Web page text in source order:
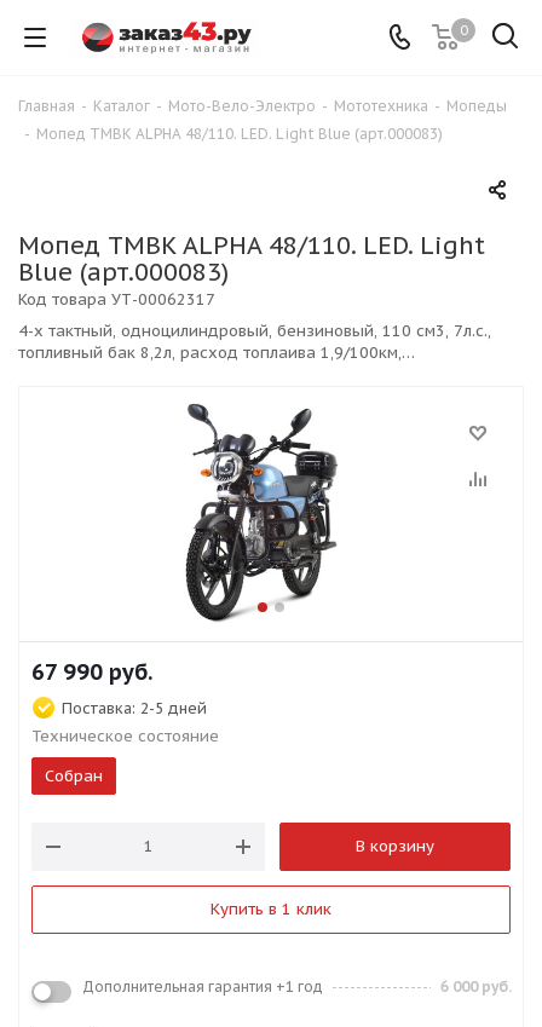
0
Главная - Каталог - Мото-Вело-Электро - Мототехника - Мопеды
- Мопед TMBK ALPHA 48/110. LED. Light Blue (арт.000083)
Мопед TMBK ALPHA 48/110. LED. Light
Blue (арт.000083)
4-х тактный, одноцилиндровый, бензиновый, 110 см3, 7л.с.,
топливный бак 8,2л, расход топлаива 1,9/100км,
скорость 75-80км/ч. Вес 75кг
Код товара УТ-00062317
67 990 руб.
Поставка: 2-5 дней
Техническое состояние
Собран
В корзину
Купить в 1 клик
Дополнительная гарантия +1 год 6 000 руб.